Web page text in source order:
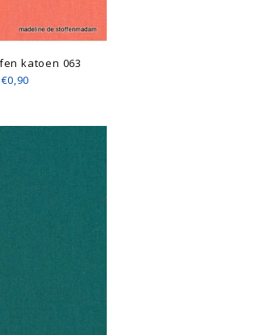
katoen 063
€0,90